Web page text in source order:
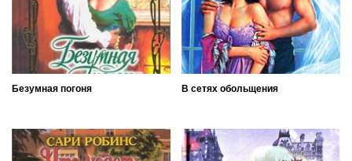
Безумная погоня В сетях обольщения